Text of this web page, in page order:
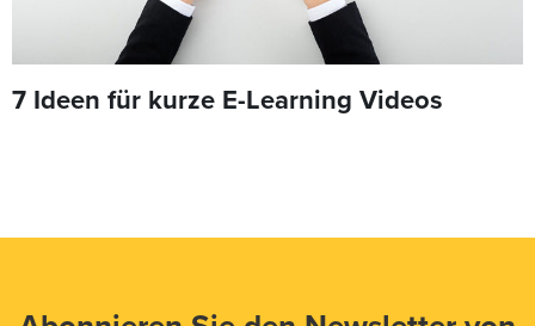
7 Ideen für kurze E-Learning Videos